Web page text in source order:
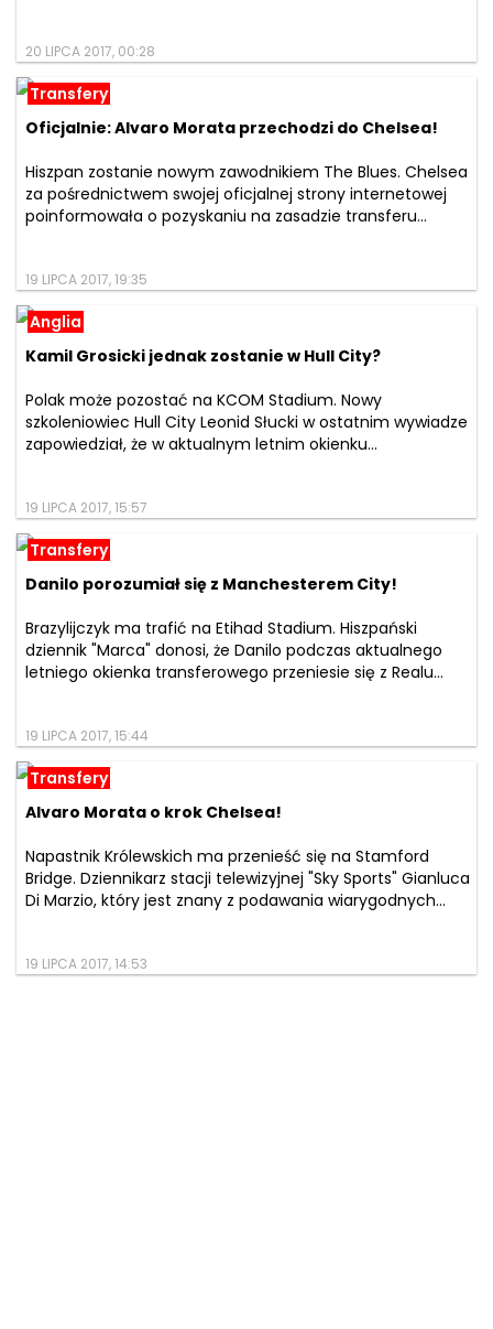
20 LIPCA 2017, 00:28
Transfery
Oficjalnie: Alvaro Morata przechodzi do Chelsea!
Hiszpan zostanie nowym zawodnikiem The Blues. Chelsea
za pośrednictwem swojej oficjalnej strony internetowej
poinformowała o pozyskaniu na zasadzie transferu...
19 LIPCA 2017, 19:35
Anglia
Kamil Grosicki jednak zostanie w Hull City?
Polak może pozostać na KCOM Stadium. Nowy
szkoleniowiec Hull City Leonid Słucki w ostatnim wywiadze
zapowiedział, że w aktualnym letnim okienku...
19 LIPCA 2017, 15:57
Transfery
Danilo porozumiał się z Manchesterem City!
Brazylijczyk ma trafić na Etihad Stadium. Hiszpański
dziennik "Marca" donosi, że Danilo podczas aktualnego
letniego okienka transferowego przeniesie się z Realu...
19 LIPCA 2017, 15:44
Transfery
Alvaro Morata o krok Chelsea!
Napastnik Królewskich ma przenieść się na Stamford
Bridge. Dziennikarz stacji telewizyjnej "Sky Sports" Gianluca
Di Marzio, który jest znany z podawania wiarygodnych...
19 LIPCA 2017, 14:53